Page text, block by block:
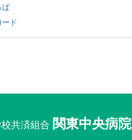
ば
ード
共済組合 関東中央病院